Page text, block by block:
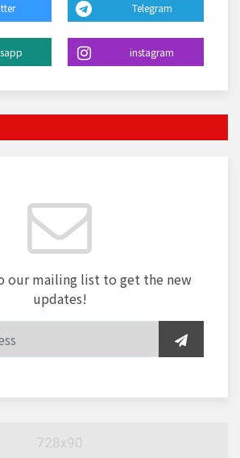
Telegram
instagram
our mailing list to get the new
updates!